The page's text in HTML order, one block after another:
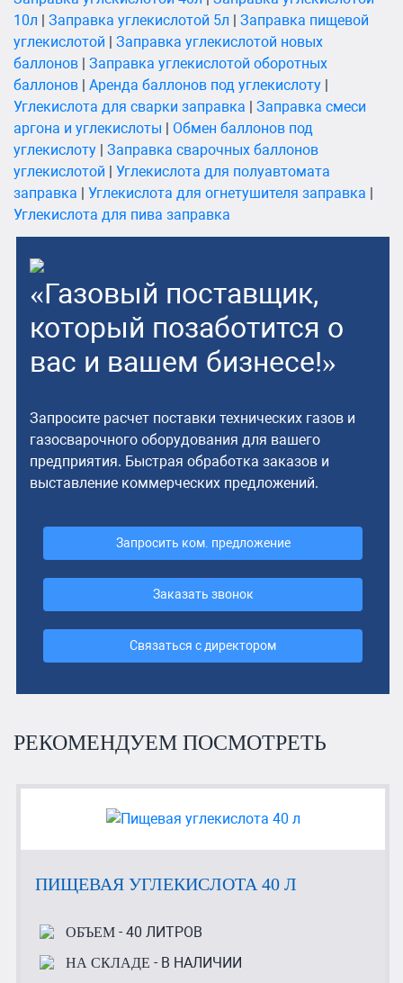
10л | Заправка углекислотой 5л | Заправка пищевой
углекислотой | Заправка углекислотой новых
баллонов | Заправка углекислотой оборотных
баллонов | Аренда баллонов под углекислоту |
Углекислота для сварки заправка | Заправка смеси
аргона и углекислоты | Обмен баллонов под
углекислоту | Заправка сварочных баллонов
углекислотой | Углекислота для полуавтомата
заправка | Углекислота для огнетушителя заправка |
Углекислота для пива заправка
«Газовый поставщик,
который позаботится о
вас и вашем бизнесе!»
Запросите расчет поставки технических газов и
газосварочного оборудования для вашего
предприятия. Быстрая обработка заказов и
выставление коммерческих предложений.
Запросить ком. предложение
Заказать звонок
Связаться с директором
РЕКОМЕНДУЕМ ПОСМОТРЕТЬ
ПИЩЕВАЯ УГЛЕКИСЛОТА 40 Л
ОБЪЕМ- 40 ЛИТРОВ
НА СКЛАДЕ - В НАЛИЧИИ